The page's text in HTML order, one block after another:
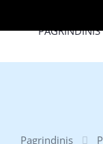
PAGRINDINIS
Pagrindinis